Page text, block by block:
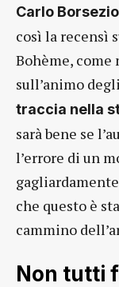
Carlo Borsezio
così la recensì
Bohème, come
sull’animo
traccia nella
sarà bene se
l’errore di un
che questo è
cammino
Non tutti